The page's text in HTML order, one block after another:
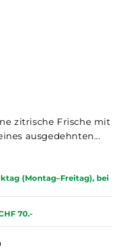
zitrische Frische mit
ausgedehnten...
(Montag–Freitag), bei
70.-